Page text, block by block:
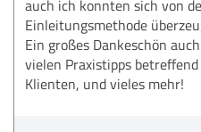
auch ich konnten sich von
Einleitungsmethode
Ein großes Dankeschön
vielen Praxistipps
Klienten, und vieles mehr!